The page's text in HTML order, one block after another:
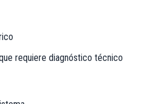
requiere diagnóstico técnico